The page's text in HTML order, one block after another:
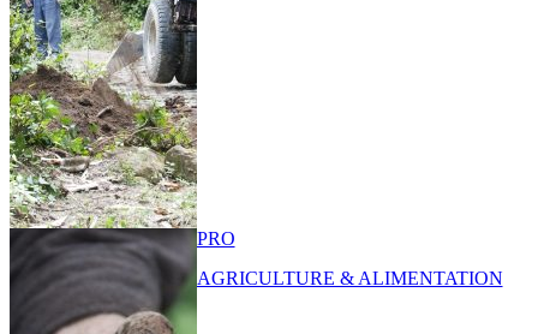
PRO
AGRICULTURE & ALIMENTATION